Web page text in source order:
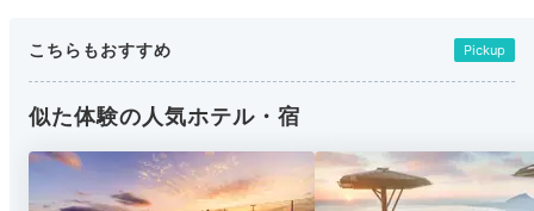
こちらもおすすめ Pickup
似た体験の人気ホテル・宿